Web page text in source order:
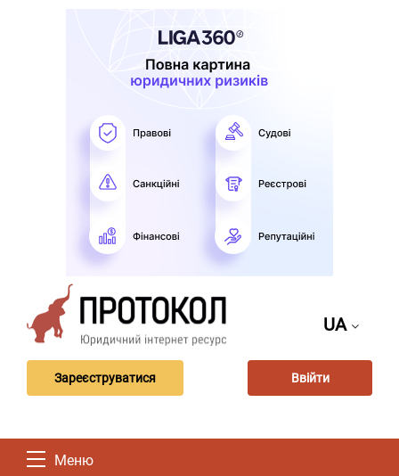
UA
Зареєструватися Ввійти
Меню